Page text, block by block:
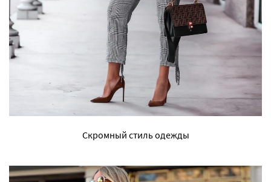
Скромный стиль одежды